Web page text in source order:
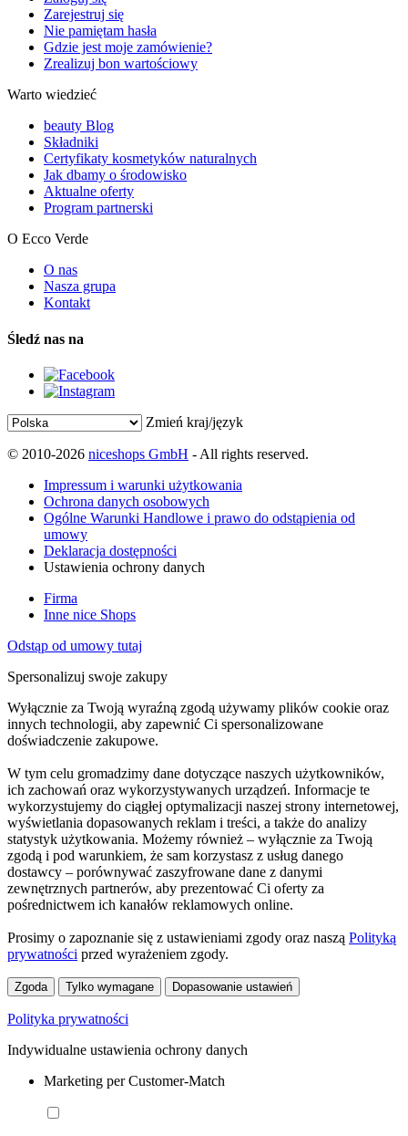
Zarejestruj się
Nie pamiętam hasła
Gdzie jest moje zamówienie?
Zrealizuj bon wartościowy
Warto wiedzieć
beauty Blog
Składniki
Certyfikaty kosmetyków naturalnych
Jak dbamy o środowisko
Aktualne oferty
Program partnerski
O Ecco Verde
O nas
Nasza grupa
Kontakt
Śledź nas na
Zmień kraj/język
© 2010-2026 niceshops GmbH - All rights reserved.
Impressum i warunki użytkowania
Ochrona danych osobowych
Ogólne Warunki Handlowe i prawo do odstąpienia od
umowy
Deklaracja dostępności
Ustawienia ochrony danych
Firma
Inne nice Shops
Odstąp od umowy tutaj
Spersonalizuj swoje zakupy
Wyłącznie za Twoją wyraźną zgodą używamy plików cookie oraz
innych technologii, aby zapewnić Ci spersonalizowane
doświadczenie zakupowe.
W tym celu gromadzimy dane dotyczące naszych użytkowników,
ich zachowań oraz wykorzystywanych urządzeń. Informacje te
wykorzystujemy do ciągłej optymalizacji naszej strony internetowej,
wyświetlania dopasowanych reklam i treści, a także do analizy
statystyk użytkowania. Możemy również – wyłącznie za Twoją
zgodą i pod warunkiem, że sam korzystasz z usług danego
dostawcy – porównywać zaszyfrowane dane z danymi
zewnętrznych partnerów, aby prezentować Ci oferty za
pośrednictwem ich kanałów reklamowych online.
Prosimy o zapoznanie się z ustawieniami zgody oraz naszą Polityką
prywatności przed wyrażeniem zgody.
Zgoda Tylko wymagane Dopasowanie ustawień
Polityka prywatności
Indywidualne ustawienia ochrony danych
Marketing per Customer-Match